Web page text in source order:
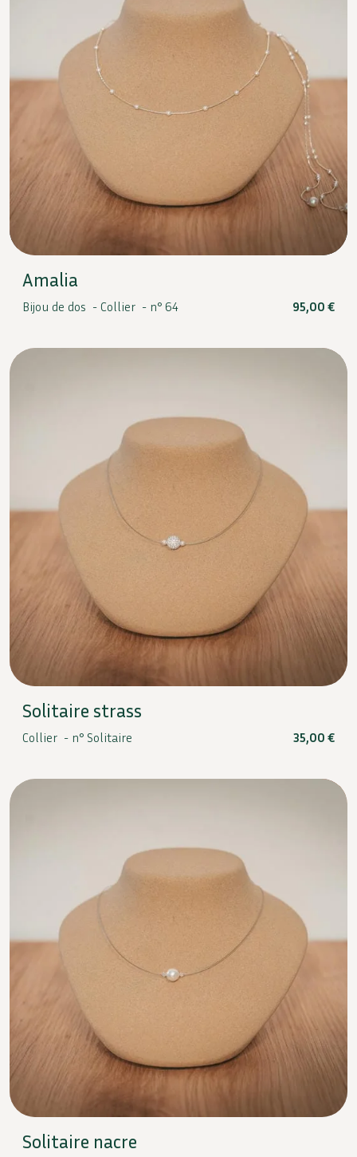
Amalia
Bijou de dos - Collier - n° 64 95,00 €
Solitaire strass
Collier - n° Solitaire 35,00 €
Solitaire nacre